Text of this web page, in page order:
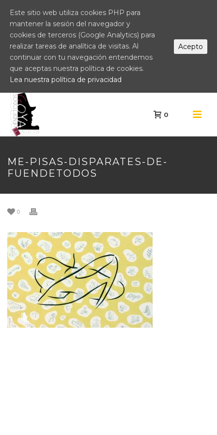
0
ME-PISAS-DISPARATES-DE-
FUENDETODOS
0
Este sitio web utiliza cookies PHP para
mantener la sesión del navegador y
cookies de terceros (Google Analytics) para
realizar tareas de analítica de visitas. Al
continuar con tu navegación entendemos
que aceptas nuestra política de cookies.
Lea nuestra política de privacidad
Acepto